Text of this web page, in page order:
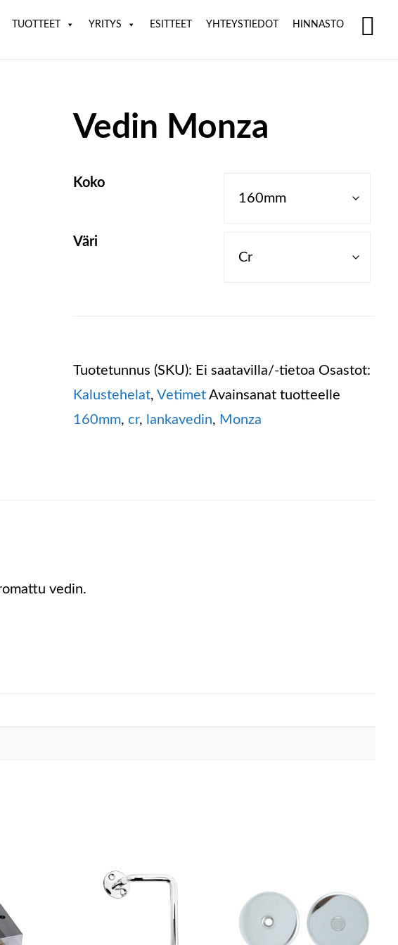
TUOTTEET YRITYS ESITTEET YHTEYSTIEDOT HINNASTO
Vedin Monza
Koko
Väri
Tuotetunnus (SKU): Ei saatavilla/-tietoa Osastot:
Kalustehelat,Vetimet Avainsanat tuotteelle
160mm,cr, lankavedin, Monza
vedin.